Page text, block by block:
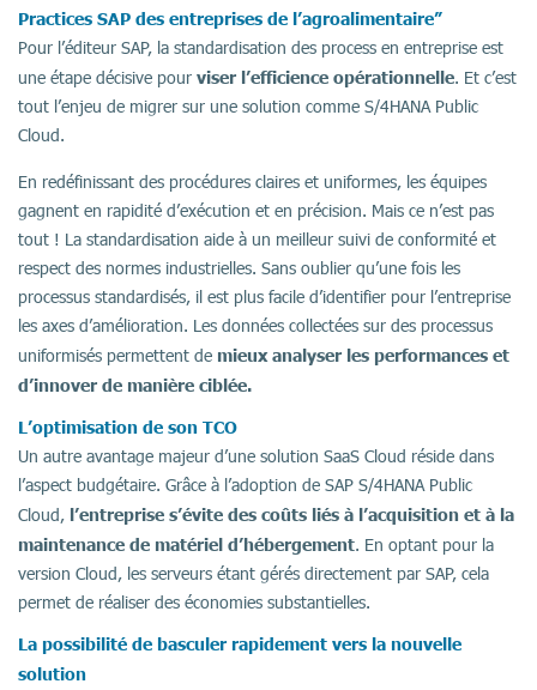
Practices SAP des entreprises de l’agroalimentaire”
Pour l’éditeur SAP, la standardisation des process en entreprise est
une étape décisive pour viser l’efficience opérationnelle. Et c’est
tout l’enjeu de migrer sur une solution comme S/4HANA Public
Cloud.
En redéfinissant des procédures claires et uniformes, les équipes
gagnent en rapidité d’exécution et en précision. Mais ce n’est pas
tout ! La standardisation aide à un meilleur suivi de conformité et
respect des normes industrielles. Sans oublier qu’une fois les
processus standardisés, il est plus facile d’identifier pour l’entreprise
les axes d’amélioration. Les données collectées sur des processus
uniformisés permettent de mieux analyser les performances et
d’innover de manière ciblée.
L’optimisation de son TCO
Un autre avantage majeur d’une solution SaaS Cloud réside dans
l’aspect budgétaire. Grâce à l’adoption de SAP S/4HANA Public
Cloud, l’entreprise s’évite des coûts liés à l’acquisition et à la
maintenance de matériel d’hébergement. En optant pour la
version Cloud, les serveurs étant gérés directement par SAP, cela
permet de réaliser des économies substantielles.
La possibilité de basculer rapidement vers la nouvelle
solution